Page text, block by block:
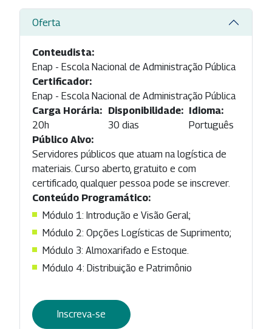
Oferta
Conteudista:
Enap - Escola Nacional de Administração Pública
Certificador:
Enap - Escola Nacional de Administração Pública
Carga Horária:
20h
Disponibilidade:
30 dias
Idioma:
Português
Público Alvo:
Servidores públicos que atuam na logística de
materiais. Curso aberto, gratuito e com
certificado, qualquer pessoa pode se inscrever.
Conteúdo Programático:
Módulo 1: Introdução e Visão Geral;
Módulo 2: Opções Logísticas de Suprimento;
Módulo 3: Almoxarifado e Estoque.
Módulo 4: Distribuição e Patrimônio
Inscreva-se